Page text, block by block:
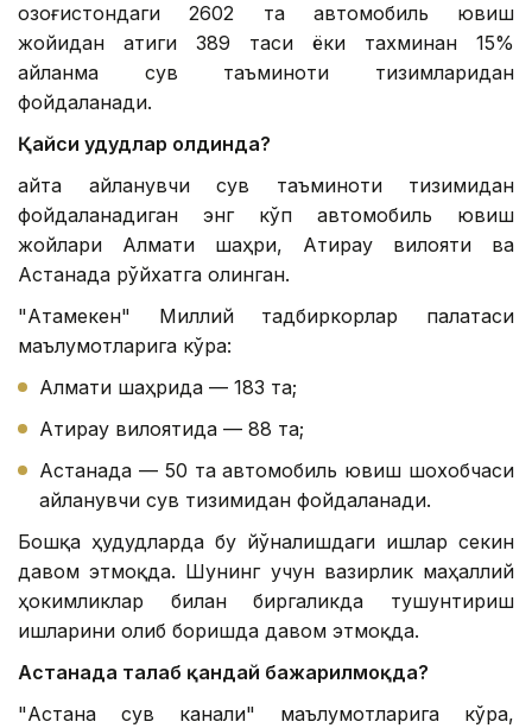
Қозоғистондаги 2602 та автомобиль ювиш
жойидан атиги 389 таси ёки тахминан 15%
айланма сув таъминоти тизимларидан
фойдаланади.
Қайси ҳудудлар олдинда?
Қайта айланувчи сув таъминоти тизимидан
фойдаланадиган энг кўп автомобиль ювиш
жойлари Алмати шаҳри, Атирау вилояти ва
Астанада рўйхатга олинган.
"Атамекен" Миллий тадбиркорлар палатаси
маълумотларига кўра:
Алмати шаҳрида — 183 та;
Атирау вилоятида — 88 та;
Астанада — 50 та автомобиль ювиш шохобчаси
айланувчи сув тизимидан фойдаланади.
Бошқа ҳудудларда бу йўналишдаги ишлар секин
давом этмоқда. Шунинг учун вазирлик маҳаллий
ҳокимликлар билан биргаликда тушунтириш
ишларини олиб боришда давом этмоқда.
Астанада талаб қандай бажарилмоқда?
"Астана сув канали" маълумотларига кўра,